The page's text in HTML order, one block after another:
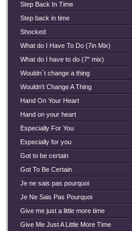
Step Back In Time
Step back in time
Shocked
What do I Have To Do (7in Mix)
What do I have to do (7" mix)
Wouldn´t change a thing
Wouldn't Change A Thing
Hand On Your Heart
Hand on your heart
Especially For You
Especially for you
Got to be certain
Got To Be Certain
Je ne sais pas pourquoi
Je Ne Sais Pas Pourquoi
Give me just a little more time
Give Me Just A Little More Time